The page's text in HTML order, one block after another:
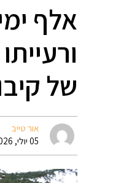
אלף
של
אור טייב
05 יולי, 2026 09:12